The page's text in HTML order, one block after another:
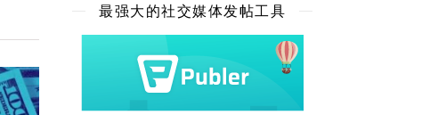
最强大的社交媒体发帖工具